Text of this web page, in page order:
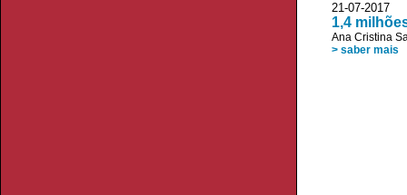
21-07-
1,4
Ana Cristina
> saber mais